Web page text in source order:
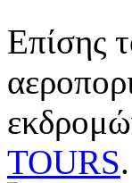
Επίσης
TOURS.